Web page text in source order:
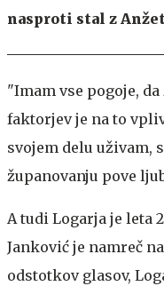
nasproti stal z
"Imam vse pogoje,
faktorjev je na to
svojem delu uživam,
županovanju pove
A tudi Logarja je leta
Janković je namreč
odstotkov glasov,